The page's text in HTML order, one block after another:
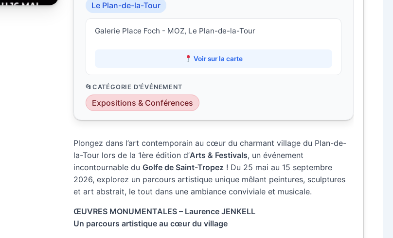
Le Plan-de-la-Tour
Galerie Place Foch - MOZ, Le Plan-de-la-Tour
Voir sur la carte
CATÉGORIE D'ÉVÉNEMENT
Expositions & Conférences
Plongez dans l’art contemporain au cœur du charmant village du Plan-de-
la-Tour lors de la 1ère édition d’Arts & Festivals, un événement
incontournable du Golfe de Saint-Tropez ! Du 25 mai au 15 septembre
2026, explorez un parcours artistique unique mêlant peintures, sculptures
et art abstrait, le tout dans une ambiance conviviale et musicale.
ŒUVRES MONUMENTALES – Laurence JENKELL
Un parcours artistique au cœur du village